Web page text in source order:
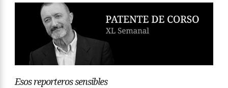
Esos reporteros sensibles